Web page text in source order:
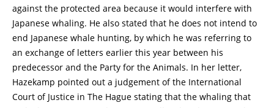
against the protected area because it would interfere with
Japanese whaling. He also stated that he does not intend to
end Japanese whale hunting, by which he was referring to
an exchange of letters earlier this year between his
predecessor and the Party for the Animals. In her letter,
Hazekamp pointed out a judgement of the International
Court of Justice in The Hague stating that the whaling that